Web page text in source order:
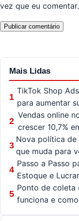
vez que eu comentar.
Mais Lidas
1
TikTok Shop
para aumentar
2
Vendas online
crescer 10,7%
3
Nova política de
que muda para
4
Passo a Passo
Estoque e
5
Ponto de coleta
funciona e